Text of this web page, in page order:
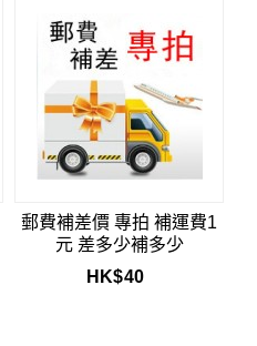
郵費補差價 專拍 補運費1
元 差多少補多少
HK$40